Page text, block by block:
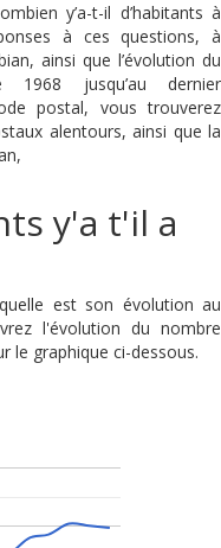
y’a-t-il d’habitants à
à ces questions, à
ainsi que l’évolution du
1968 jusqu’au dernier
postal, vous trouverez
alentours, ainsi que la
y'a t'il a
est son évolution au
l'évolution du nombre
le graphique ci-dessous.